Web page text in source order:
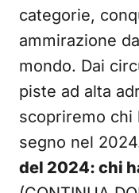
categorie,
ammirazione
mondo. Dai
piste ad alta
scopriremo chi
segno nel
del 2024: chi